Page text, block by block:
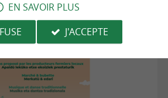
EN SAVOIR PLUS
J'ACCEPTE